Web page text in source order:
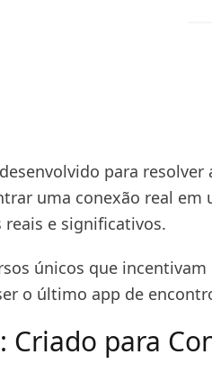
para
uma conexão real
reais e significativos.
únicos que
o último app de
Criado para